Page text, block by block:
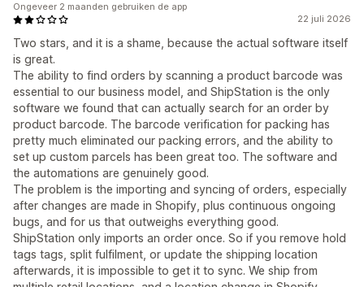
22 juli 2026
Two stars, and it is a shame, because the actual software itself
is great.
The ability to find orders by scanning a product barcode was
essential to our business model, and ShipStation is the only
software we found that can actually search for an order by
product barcode. The barcode verification for packing has
pretty much eliminated our packing errors, and the ability to
set up custom parcels has been great too. The software and
the automations are genuinely good.
The problem is the importing and syncing of orders, especially
after changes are made in Shopify, plus continuous ongoing
bugs, and for us that outweighs everything good.
ShipStation only imports an order once. So if you remove hold
tags tags, split fulfilment, or update the shipping location
afterwards, it is impossible to get it to sync. We ship from
Ongeveer 2 maanden gebruiken de app